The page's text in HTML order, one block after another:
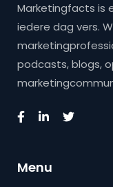
Marketingfacts is
iedere dag vers.
podcasts, blogs,
Menu